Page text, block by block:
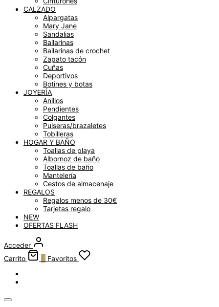
CALZADO
Alpargatas
Mary Jane
Sandalias
Bailarinas
Bailarinas de crochet
Zapato tacón
Cuñas
Deportivos
Botines y botas
JOYERÍA
Anillos
Pendientes
Colgantes
Pulseras/brazaletes
Tobilleras
HOGAR Y BAÑO
Toallas de playa
Albornoz de baño
Toallas de baño
Mantelería
Cestos de almacenaje
REGALOS
Regalos menos de 30€
Tarjetas regalo
NEW
OFERTAS FLASH
Acceder
Carrito
Favoritos